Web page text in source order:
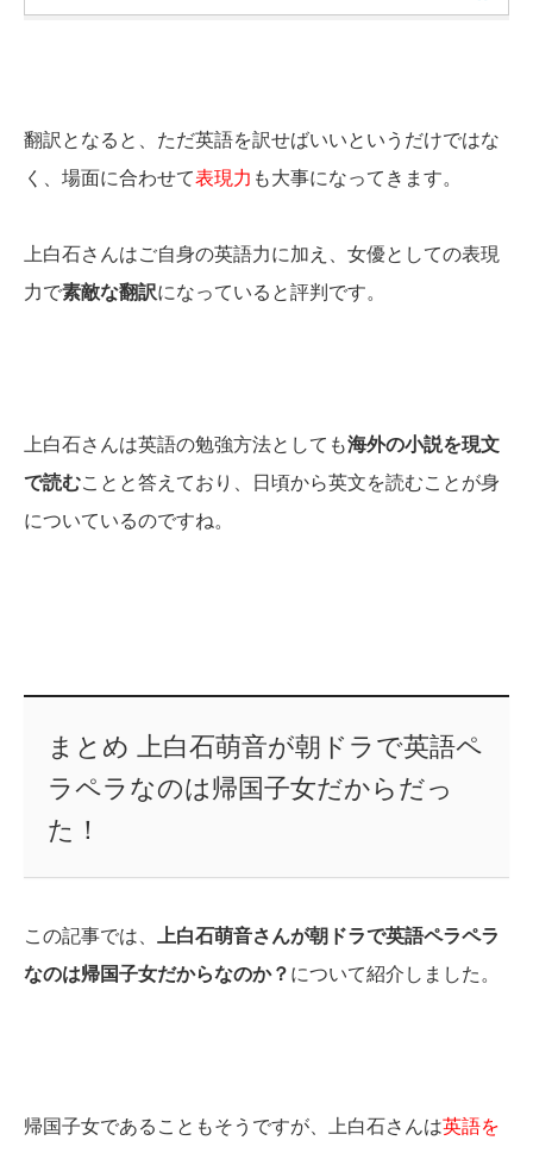
翻訳となると、ただ英語を訳せばいいというだけではな
く、場面に合わせて表現力 も大事になってきます。
上白石さんはご自身の英語力に加え、女優としての表現
力で素敵な翻訳になっていると評判です。
上白石さんは英語の勉強方法としても海外の小説を現文
で読むことと答えており、日頃から英文を読むことが身
についているのですね。
まとめ 上白石萌音が朝ドラで英語ペ
ラペラなのは帰国子女だからだっ
た！
この記事では、
上白石萌音さんが朝ドラで英語ペラペラ
なのは帰国子女だからなのか？ について紹介しました。
帰国子女であることもそうですが、上白石さんは英語を